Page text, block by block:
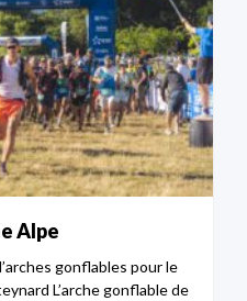
Alpe
gonflables pour le
L’arche gonflable de